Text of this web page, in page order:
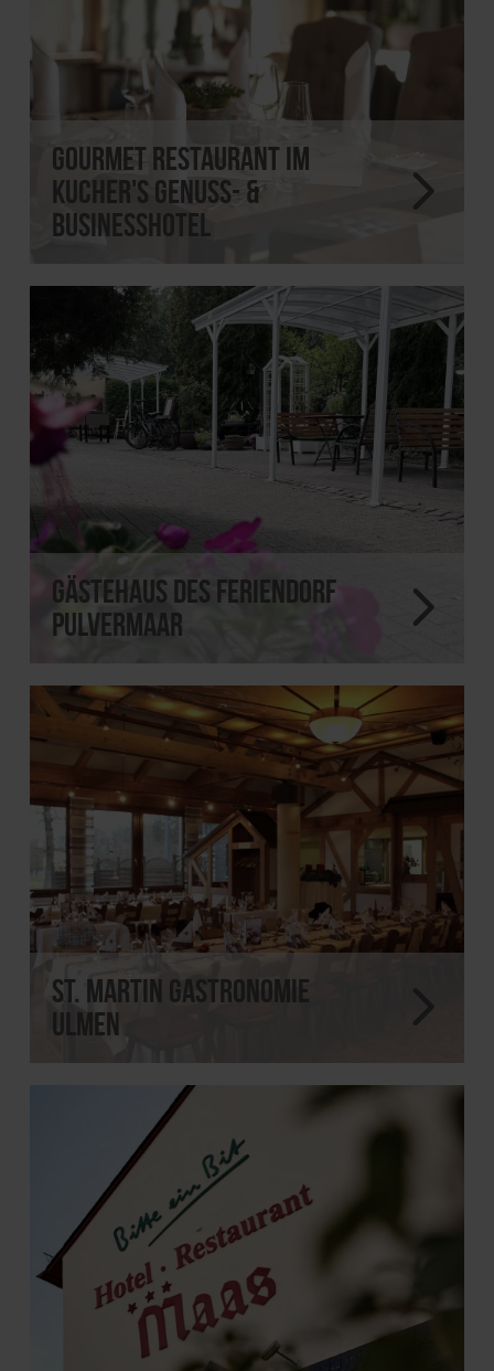
Gourmet Restaurant im
Kucher's Genuss- &
Businesshotel
Gästehaus des Feriendorf
Pulvermaar
St. Martin Gastronomie
Ulmen